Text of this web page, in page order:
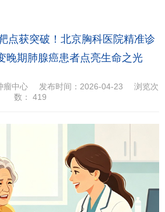
点获突破！北京胸科医院精准诊
晚期肺腺癌患者点亮生命之光
瘤中心 发布时间：2026-04-23
浏览次
数： 419